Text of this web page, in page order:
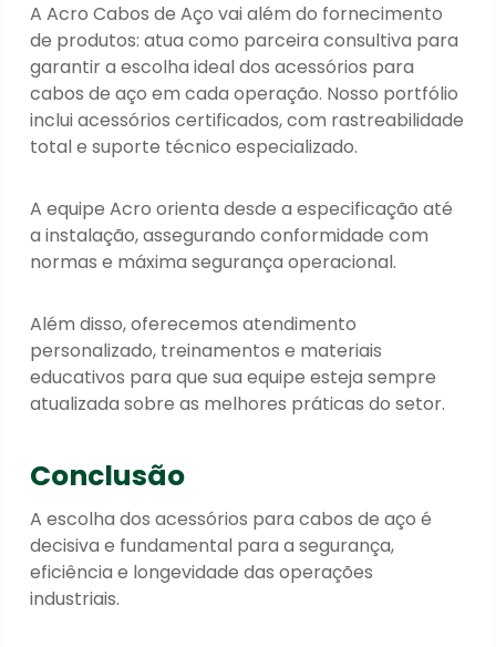
A Acro Cabos de Aço vai além do fornecimento
de produtos: atua como parceira consultiva para
garantir a escolha ideal dos acessórios para
cabos de aço em cada operação. Nosso portfólio
inclui acessórios certificados, com rastreabilidade
total e suporte técnico especializado.
A equipe Acro orienta desde a especificação até
a instalação, assegurando conformidade com
normas e máxima segurança operacional.
Além disso, oferecemos atendimento
personalizado, treinamentos e materiais
educativos para que sua equipe esteja sempre
atualizada sobre as melhores práticas do setor.
Conclusão
A escolha dos acessórios para cabos de aço é
decisiva e fundamental para a segurança,
eficiência e longevidade das operações
industriais.